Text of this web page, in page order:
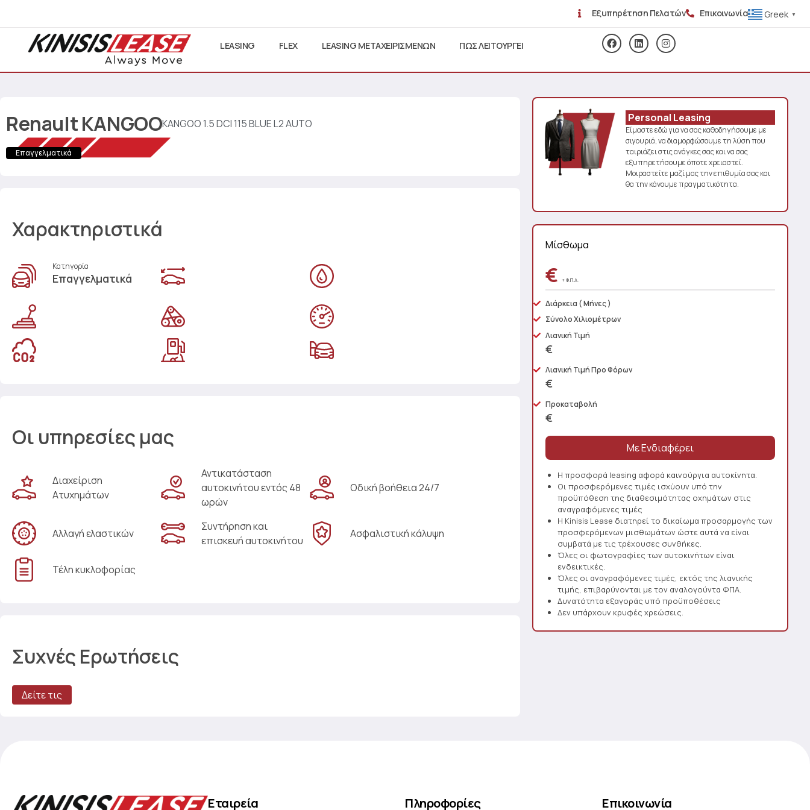
Εξυπηρέτηση Πελατών Επικοινωνία Greek ▼
LEASING FLEX LEASING ΜΕΤΑΧΕΙΡΙΣΜΕΝΩΝ ΠΩΣ ΛΕΙΤΟΥΡΓΕΙ
RenaultKANGOOKANGOO 1.5 DCI 115 BLUE L2 AUTO
Επαγγελματικά
Χαρακτηριστικά
Κατηγορία
Επαγγελματικά
Οι υπηρεσίες μας
Διαχείριση
Ατυχημάτων
Αντικατάσταση
αυτοκινήτου εντός 48
ωρών
Οδική βοήθεια 24/7
Αλλαγή ελαστικών
Συντήρηση και
επισκευή αυτοκινήτου
Ασφαλιστική κάλυψη
Τέλη κυκλοφορίας
Συχνές Ερωτήσεις
Δείτε τις
Personal Leasing
Είμαστε εδώ για να σας καθοδηγήσουμε με
σιγουριά, να διαμορφώσουμε τη λύση που
ταιριάζει στις ανάγκες σας και να σας
εξυπηρετήσουμε όποτε χρειαστεί.
Μοιραστείτε μαζί μας την επιθυμία σας και
θα την κάνουμε πραγματικότητα.
Μίσθωμα
€+ Φ.Π.Α.
Διάρκεια ( Μήνες )
Σύνολο Χιλιομέτρων
Λιανική Τιμή
€
Λιανική Τιμή Προ Φόρων
€
Προκαταβολή
€
Η προσφορά leasing αφορά καινούργια αυτοκίνητα.
Οι προσφερόμενες τιμές ισχύουν υπό την
προϋπόθεση της διαθεσιμότητας οχημάτων στις
αναγραφόμενες τιμές
Η Kinisis Lease διατηρεί το δικαίωμα προσαρμογής των
προσφερόμενων μισθωμάτων ώστε αυτά να είναι
συμβατά με τις τρέχουσες συνθήκες.
Όλες οι φωτογραφίες των αυτοκινήτων είναι
ενδεικτικές.
Όλες οι αναγραφόμενες τιμές, εκτός της λιανικής
τιμής, επιβαρύνονται με τον αναλογούντα ΦΠΑ.
Δυνατότητα εξαγοράς υπό προϋποθέσεις
Δεν υπάρχουν κρυφές χρεώσεις.
Εταιρεία Πληροφορίες Επικοινωνία